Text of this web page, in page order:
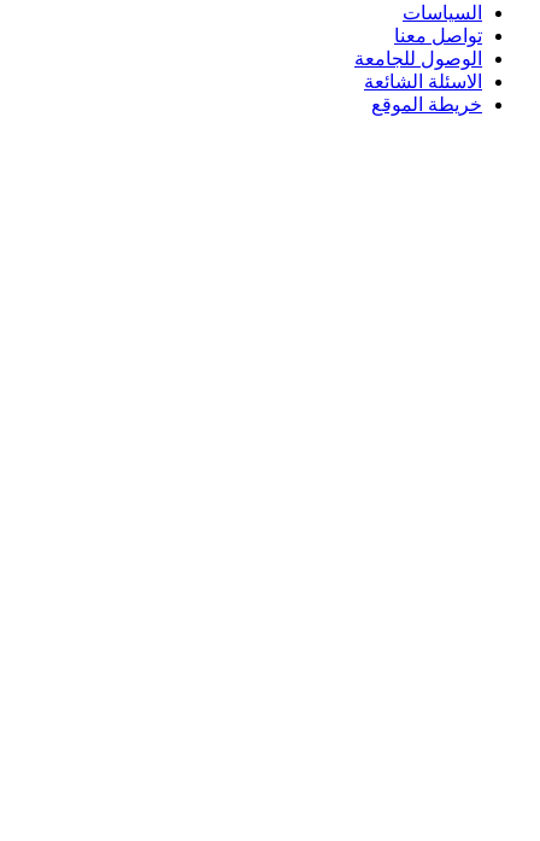
السياسات
تواصل معنا
الوصول للجامعة
الاسئلة الشائعة
خريطة الموقع